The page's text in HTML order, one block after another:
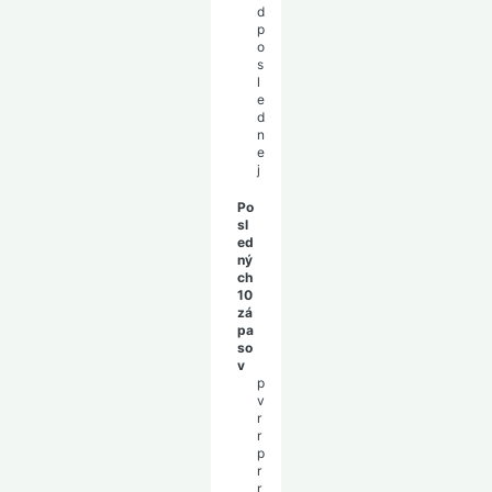
d
p
o
s
l
e
d
n
e
j
Po
sl
ed
ný
ch
10
zá
pa
so
v
p
v
r
r
p
r
r